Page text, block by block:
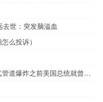
去世：突发脑溢血
么投诉）
俄罗斯总统普京：早在北溪天然气管道爆炸之前美国总统就曾表示应停止俄罗斯的天然气供应